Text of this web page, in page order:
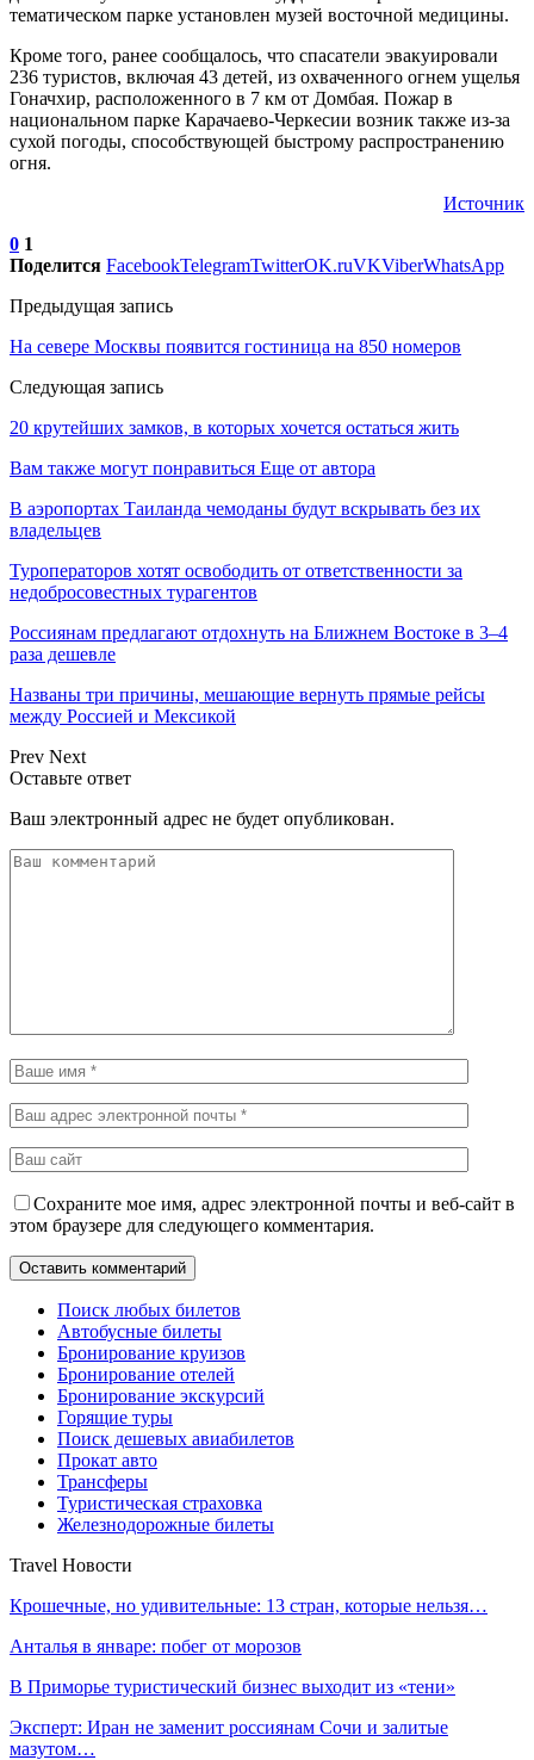
тематическом парке установлен музей восточной медицины.
Кроме того, ранее сообщалось, что спасатели эвакуировали
236 туристов, включая 43 детей, из охваченного огнем ущелья
Гоначхир, расположенного в 7 км от Домбая. Пожар в
национальном парке Карачаево-Черкесии возник также из-за
сухой погоды, способствующей быстрому распространению
огня.
Источник
0 1
Поделится FacebookTelegramTwitterOK.ruVKViberWhatsApp
Предыдущая запись
На севере Москвы появится гостиница на 850 номеров
Следующая запись
20 крутейших замков, в которых хочется остаться жить
Вам также могут понравиться Еще от автора
В аэропортах Таиланда чемоданы будут вскрывать без их
владельцев
Туроператоров хотят освободить от ответственности за
недобросовестных турагентов
Россиянам предлагают отдохнуть на Ближнем Востоке в 3–4
раза дешевле
Названы три причины, мешающие вернуть прямые рейсы
между Россией и Мексикой
Prev Next
Оставьте ответ
Ваш электронный адрес не будет опубликован.
Сохраните мое имя, адрес электронной почты и веб-сайт в
этом браузере для следующего комментария.
Поиск любых билетов
Автобусные билеты
Бронирование круизов
Бронирование отелей
Бронирование экскурсий
Горящие туры
Поиск дешевых авиабилетов
Прокат авто
Трансферы
Туристическая страховка
Железнодорожные билеты
Travel Новости
Крошечные, но удивительные: 13 стран, которые нельзя…
Анталья в январе: побег от морозов
В Приморье туристический бизнес выходит из «тени»
Эксперт: Иран не заменит россиянам Сочи и залитые
мазутом…